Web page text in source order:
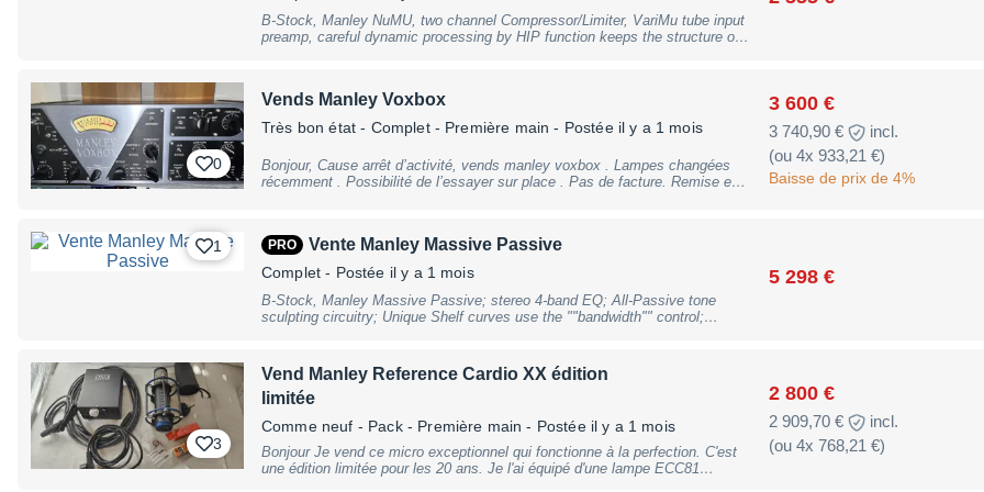
intégrée Essai possible avant achat. Remise en main propre privilégiée,
mais envoi possible avec emballage renforcé, suivi et assurance. Pas
d’échange. Offre sérieuse et raisonnable étudiée.
B-Stock, Manley NuMU, two channel Compressor/Limiter, VariMu tube input
preamp, careful dynamic processing by HIP function keeps the structure of
0
Vends Manley Voxbox
Très bon état - Complet - Première main - Postée il y a 1 mois
3 600 €
3 740,90 €
incl.
(ou 4x 933,21 €)
Baisse de prix de 4%
Bonjour, Cause arrêt d’activité, vends manley voxbox . Lampes changées
récemment . Possibilité de l’essayer sur place . Pas de facture. Remise en
1 PRO Vente Manley Massive Passive
Complet - Postée il y a 1 mois 5 298 €
B-Stock, Manley Massive Passive; stereo 4-band EQ; All-Passive tone
sculpting circuitry; Unique Shelf curves use the ""bandwidth"" control;
symmetrical topology; Premium components throughout; Passive HP and LP
Filters plus gain trims; balanced Inputs and Outputs XLR and 6.3 mm Jack
(accepts unbalanced); Level +4 dBu nominal; internal switches for -10
Frequencies (roughly 1/4 octave spacing); Frequency Range: 22 Hz to 27
kHz; EQ Boost/Cut Range: 20 dB boost; 20 dB cut; Nominal Q range: 1.5 to
3 (uniquely active in shelf modes); Frequency Response: ±2 dB: 8 Hz to 60
KHz; Maximum Output @ 1.5% THD +37 dBv, +26dBv @ 20 Hz; THD &
3
Vend Manley Reference Cardio XX édition
limitée
Comme neuf - Pack - Première main - Postée il y a 1 mois
2 800 €
2 909,70 €
incl.
(ou 4x 768,21 €)
Bonjour Je vend ce micro exceptionnel qui fonctionne à la perfection. C'est
une édition limitée pour les 20 ans. Je l'ai équipé d'une lampe ECC81